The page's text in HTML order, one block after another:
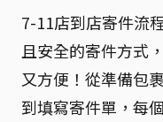
7-11店到店寄件流
且安全的寄件方式
又方便！從準備包
到填寫寄件單，每